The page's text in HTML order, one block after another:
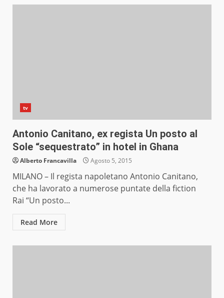
tv
Antonio Canitano, ex regista Un posto al
Sole “sequestrato” in hotel in Ghana
Alberto Francavilla Agosto 5, 2015
MILANO – Il regista napoletano Antonio Canitano,
che ha lavorato a numerose puntate della fiction
Rai “Un posto...
Read More